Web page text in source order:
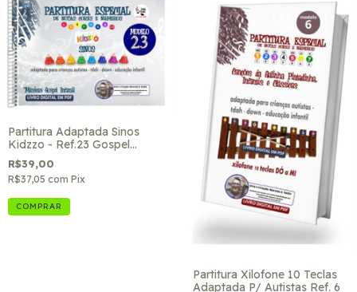
Partitura Adaptada Sinos
Kidzzo - Ref.23 Gospel
Infantil
R$39,00
R$37,05 com Pix
Partitura Xilofone 10 Teclas
Adaptada P/ Autistas Ref. 6